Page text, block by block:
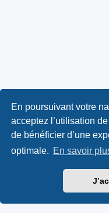
En poursuivant votre
acceptez l’utilisation
de bénéficier d’une
optimale. En savoir